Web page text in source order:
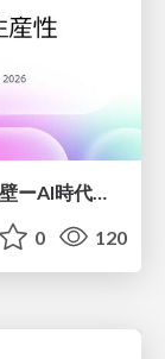
0 120